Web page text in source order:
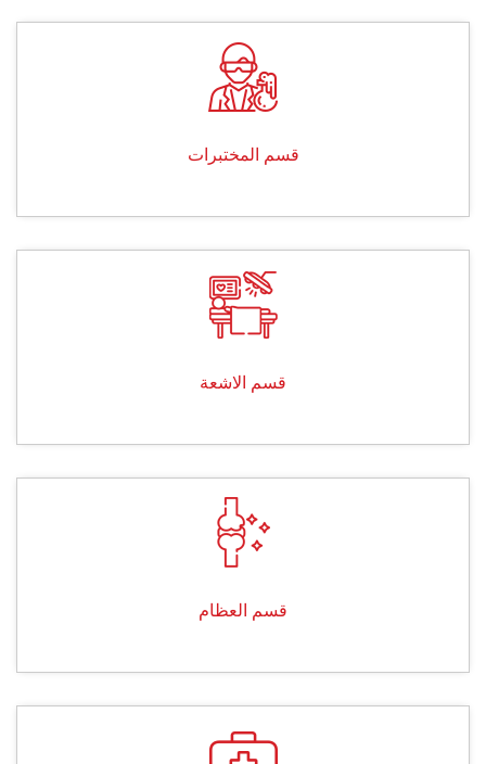
قسم المختبرات
قسم الاشعة
قسم العظام